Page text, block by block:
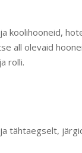
koolihooneid,
all olevaid
rolli.
tähtaegselt,